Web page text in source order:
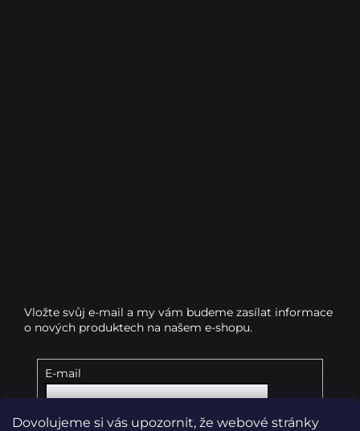
Dovolujeme si vás upozornit, že webové stránky
Vložte svůj e-mail a my vám budeme zasílat informace
o nových produktech na našem e-shopu.
E-mail
Vložením e-mailu souhlasíte s podmínkami